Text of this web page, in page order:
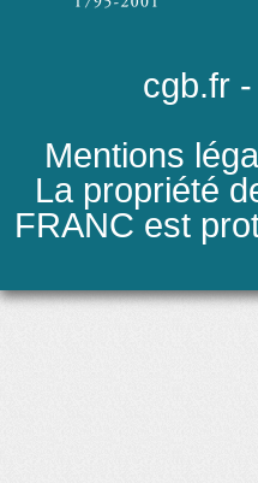
cgb.fr
Mentions
La propriété
FRANC est